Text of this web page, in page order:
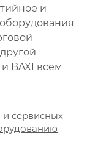
и
BAXI всем
и сервисных